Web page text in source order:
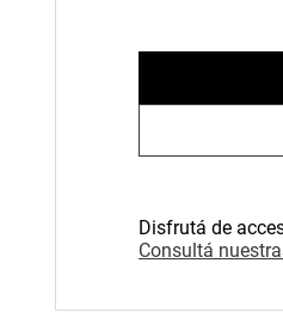
Disfrutá de
Consultá